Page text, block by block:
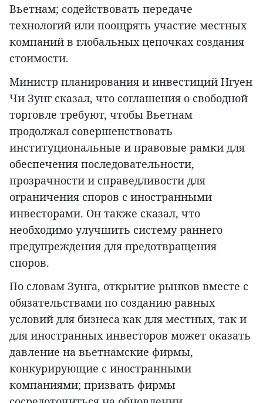
Вьетнам; содействовать передаче
технологий или поощрять участие местных
компаний в глобальных цепочках создания
стоимости.
Министр планирования и инвестиций Нгуен
Чи Зунг сказал, что соглашения о свободной
торговле требуют, чтобы Вьетнам
продолжал совершенствовать
институциональные и правовые рамки для
обеспечения последовательности,
прозрачности и справедливости для
ограничения споров с иностранными
инвесторами. Он также сказал, что
необходимо улучшить систему раннего
предупреждения для предотвращения
споров.
По словам Зунга, открытие рынков вместе с
обязательствами по созданию равных
условий для бизнеса как для местных, так и
для иностранных инвесторов может оказать
давление на вьетнамские фирмы,
конкурирующие с иностранными
компаниями; призвать фирмы